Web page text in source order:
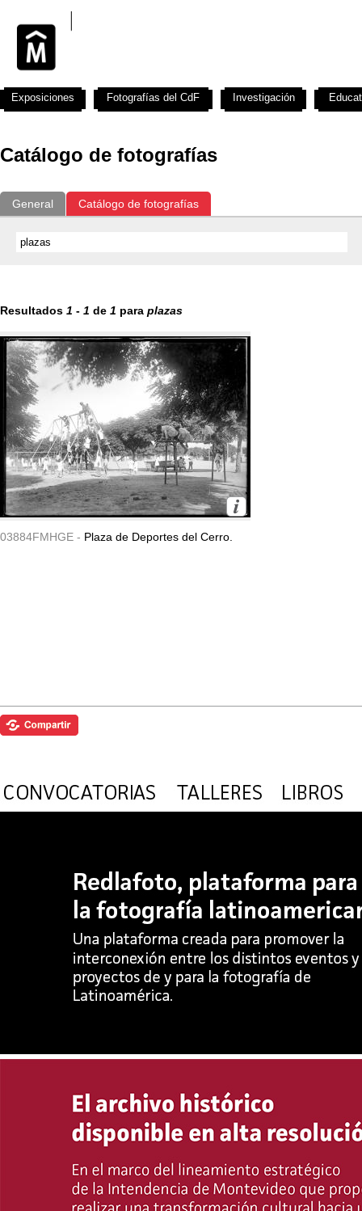
Catálogo de fotografías
General Catálogo de fotografías
Resultados 1 - 1 de 1 para plazas
03884FMHGE - Plaza de Deportes del Cerro.
Exposiciones Fotografías del CdF Investigación